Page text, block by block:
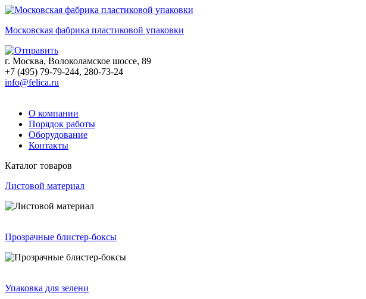
Московская фабрика пластиковой упаковки
г. Москва, Волоколамское шоссе, 89
+7 (495) 79-79-244, 280-73-24
info@felica.ru
О компании
Порядок работы
Оборудование
Контакты
Каталог товаров
Листовой материал
Прозрачные блистер-боксы
Упаковка для зелени